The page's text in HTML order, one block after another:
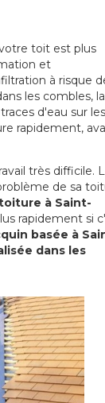
toit est plus
et
à risque
les combles, la
d'eau sur les
rapidement,
très difficile.
de sa
à Saint-
rapidement si
basée à
dans les